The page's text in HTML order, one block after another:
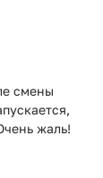
смены
жаль!